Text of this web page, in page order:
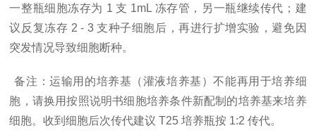
一整瓶细胞冻存为 1 支 1mL 冻存管，另一瓶继续传代；建
议反复冻存 2 - 3 支种子细胞后，再进行扩增实验，避免因
突发情况导致细胞断种。
备注：运输用的培养基（灌液培养基）不能再用于培养细
胞，请换用按照说明书细胞培养条件新配制的培养基来培养
细胞。收到细胞后次传代建议 T25 培养瓶按 1:2 传代。